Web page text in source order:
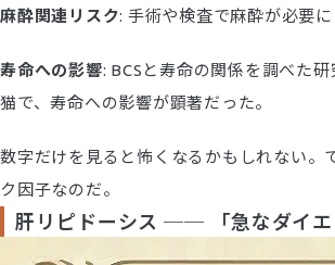
麻酔関連リスク: 手術や検査で麻酔が必要
寿命への影響: BCSと寿命の関係を調べた
猫で、寿命への影響が顕著だった。
数字だけを見ると怖くなるかもしれない
ク因子なのだ。
肝リピドーシス ── 「急なダイエ